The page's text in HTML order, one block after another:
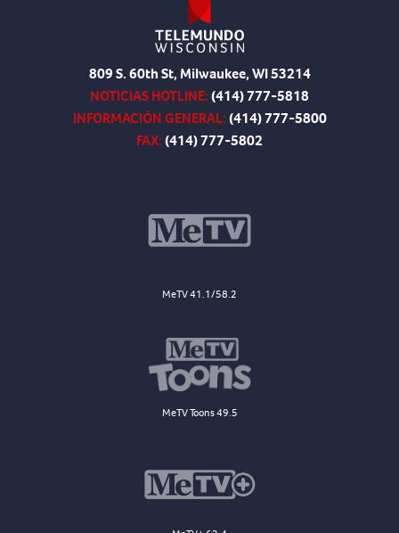
809 S. 60th St, Milwaukee, WI 53214
NOTICIAS HOTLINE:(414) 777-5818
INFORMACIÓN GENERAL:(414) 777-5800
FAX:(414) 777-5802
MeTV 41.1/58.2
MeTV Toons 49.5